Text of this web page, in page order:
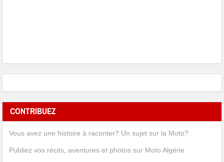
CONTRIBUEZ
Vous avez une histoire à raconter? Un sujet sur la Moto?
Publiez vos récits, aventures et photos sur Moto Algérie.